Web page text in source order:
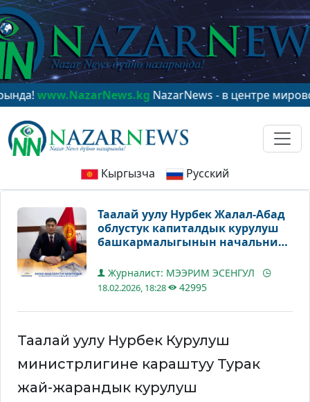
www.NazarNews.kgNazarNews - в центре мирового
Кыргызча Русский
Таалай уулу Нурбек Жалал-Абад
облустук капиталдык курулуш
башкармалыгынын начальниги
Журналист: МЭЭРИМ ЭСЕНГУЛ
18.02.2026, 18:28 42995
Таалай уулу Нурбек Курулуш
министрлигине караштуу Турак
жай-жарандык курулуш